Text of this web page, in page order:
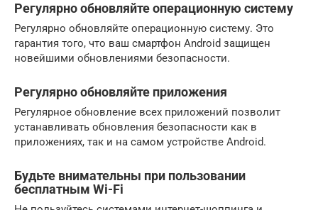
Регулярно обновляйте операционную систему
Регулярно обновляйте операционную систему. Это
гарантия того, что ваш смартфон Android защищен
новейшими обновлениями безопасности.
Регулярно обновляйте приложения
Регулярное обновление всех приложений позволит
устанавливать обновления безопасности как в
приложениях, так и на самом устройстве Android.
Будьте внимательны при пользовании
бесплатным Wi-Fi